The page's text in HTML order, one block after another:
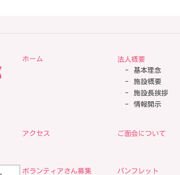
ホーム
法人概要
基本理念
施設概要
施設長挨拶
情報開示
アクセス ご面会について
ボランティアさん募集 パンフレット